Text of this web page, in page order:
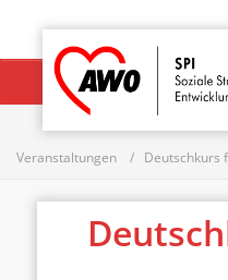
Startseite
Veranstaltungen Deutschkurs